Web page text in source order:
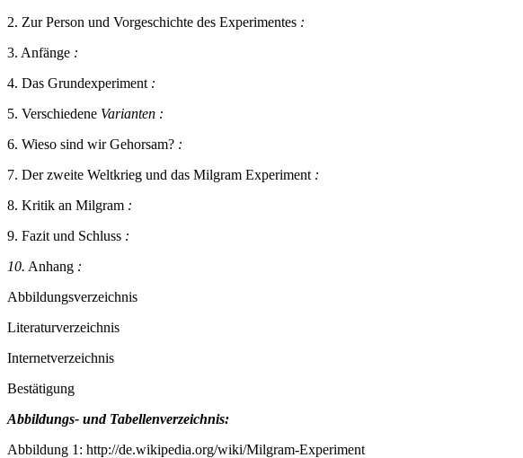
2. Zur Person und Vorgeschichte des Experimentes :
3. Anfänge :
4. Das Grundexperiment :
5. Verschiedene Varianten :
6. Wieso sind wir Gehorsam? :
7. Der zweite Weltkrieg und das Milgram Experiment :
8. Kritik an Milgram :
9. Fazit und Schluss :
10. Anhang :
Abbildungsverzeichnis
Literaturverzeichnis
Internetverzeichnis
Bestätigung
Abbildungs- und Tabellenverzeichnis:
Abbildung 1: http://de.wikipedia.org/wiki/Milgram-Experiment